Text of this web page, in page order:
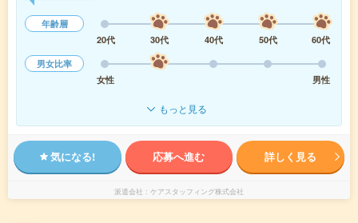
年齢層
20代
30代 40代 50代
60代
男女比率
女性
男性
もっと見る
気になる! 応募へ進む 詳しく見る
派遣会社 ケアスタッフィング株式会社